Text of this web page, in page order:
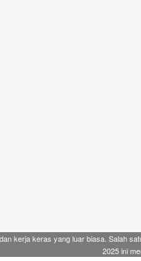
kerja keras yang luar biasa. Salah
2025 ini